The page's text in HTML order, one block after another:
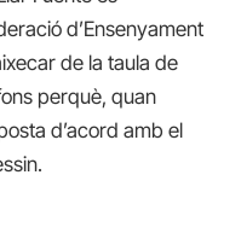
d’Ensenyament
de la taula de
perquè, quan
d’acord amb el